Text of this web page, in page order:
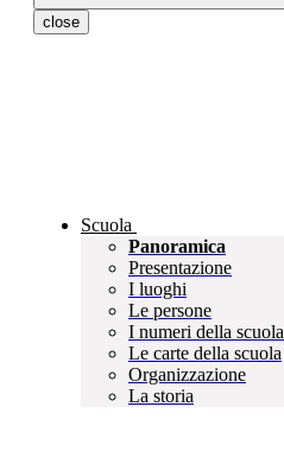
close
Scuola
Panoramica
Presentazione
I luoghi
Le persone
I numeri della scuola
Le carte della scuola
Organizzazione
La storia